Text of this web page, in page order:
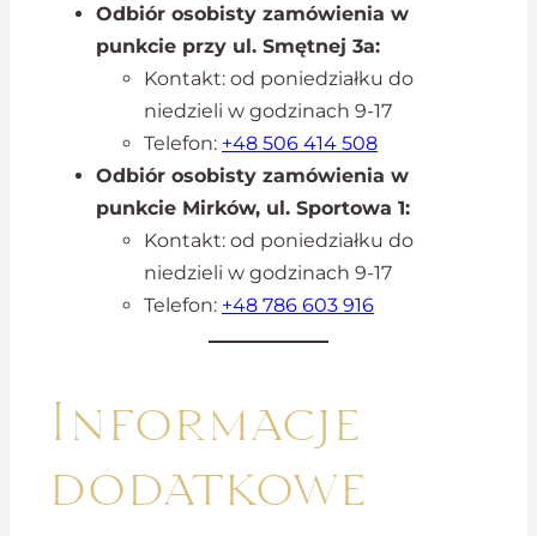
Odbiór osobisty zamówienia w
punkcie przy ul. Smętnej 3a:
Kontakt: od poniedziałku do
niedzieli w godzinach 9-17
Telefon: +48 506 414 508
Odbiór osobisty zamówienia w
punkcie Mirków, ul. Sportowa 1:
Kontakt: od poniedziałku do
niedzieli w godzinach 9-17
Telefon: +48 786 603 916
Informacje
dodatkowe